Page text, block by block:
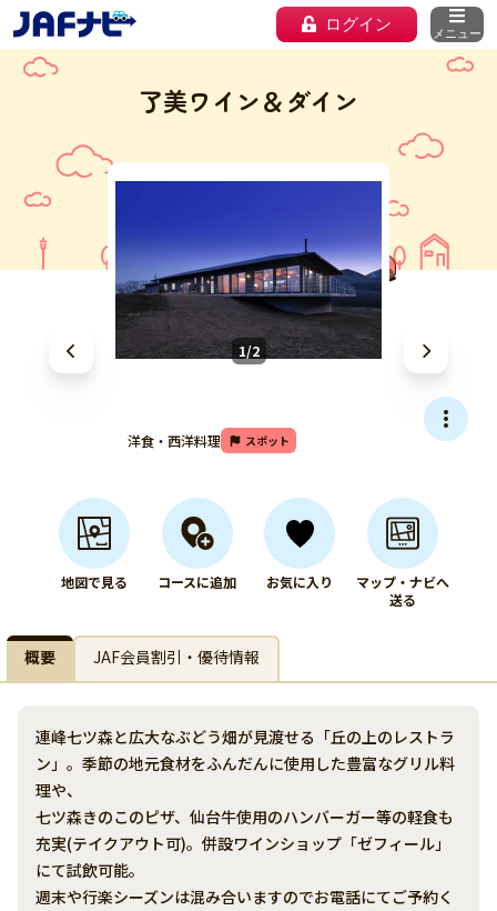
ログイン メニュー
了美ワイン＆ダイン
1/2
洋食・西洋料理 スポット
地図で見る コースに追加 お気に入り
マップ・ナビへ
送る
概要 JAF会員割引・優待情報
連峰七ツ森と広大なぶどう畑が見渡せる「丘の上のレストラ
ン」。季節の地元食材をふんだんに使用した豊富なグリル料
理や、
七ツ森きのこのピザ、仙台牛使用のハンバーガー等の軽食も
充実(テイクアウト可)。併設ワインショップ「ゼフィール」
にて試飲可能。
週末や行楽シーズンは混み合いますのでお電話にてご予約く